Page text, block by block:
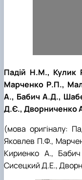
Падій Н.М.,
Марченко Р.П.,
А., Бабич А.Д.,
Д.Є., Дворниченко
(мова оригіналу:
Яковлев П.Ф.,
Кириенко А.,
Сисецкий Д.Е.,